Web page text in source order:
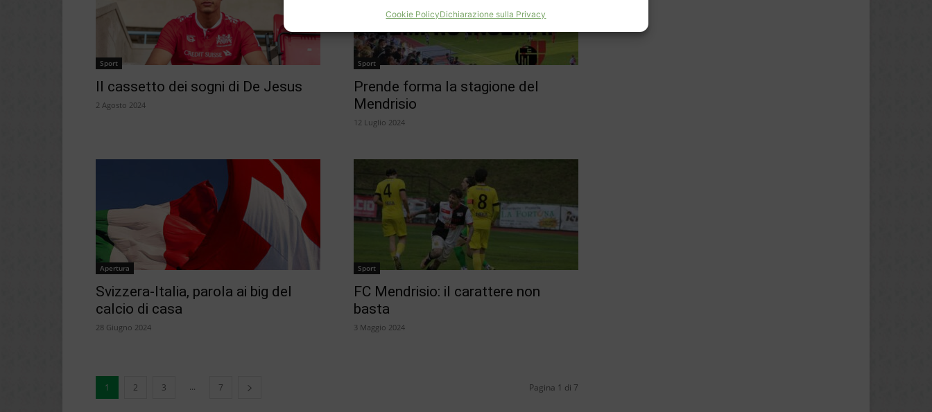
Cookie PolicyDichiarazione sulla Privacy
Sport
Il cassetto dei sogni di De Jesus
2 Agosto 2024
Sport
Prende forma la stagione del
Mendrisio
12 Luglio 2024
Apertura
Svizzera-Italia, parola ai big del
calcio di casa
28 Giugno 2024
Sport
FC Mendrisio: il carattere non
basta
3 Maggio 2024
1 2 3 ... 7 Pagina 1 di 7